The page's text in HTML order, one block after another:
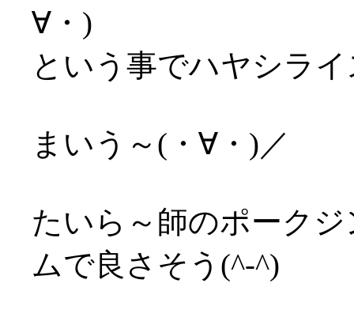
∀・)
という事でハヤシラ
まいう～(・∀・)／
たいら～師のポーク
ムで良さそう(^-^)